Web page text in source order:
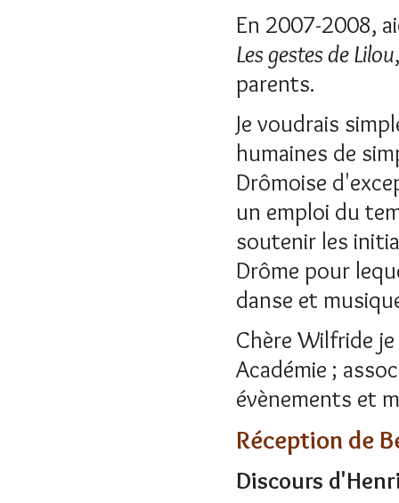
En 2007-2008,
Les gestes de Lilou
parents.
Je voudrais
humaines de
Drômoise
un emploi du
soutenir les
Drôme pour
danse et
Chère Wilfride
Académie ;
évènements et
Réception de
Discours